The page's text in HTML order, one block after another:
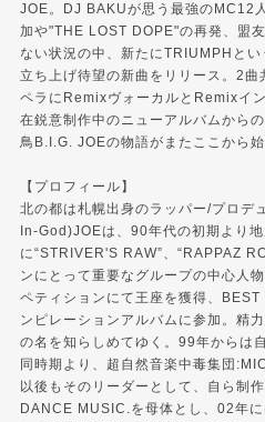
JOE。DJ BAKUが思う最強のMC12
加や"THE LOST DOPE"の再発、盟
ない状況の中、新たにTRIUMPHと
立ち上げ待望の新曲をリリース。2曲
ペラにRemixヴォーカルとRemixイ
在鋭意制作中のニューアルバムから
鳥B.I.G. JOEの物語がまたここから
【プロフィール】
北の都は札幌出身のラッパー/プロ
In-God)JOEは、90年代の初期より
に“STRIVER'S RAW”、“RAPPAZ
ンにとって重要なグループの中心人
ペティションにて王座を獲得、
ンピレーションアルバムに参加。精
の名を知らしめてゆく。99年からは
同時期より、超自然音楽中毒集団
以後もそのリーダーとして、自ら制
DANCE MUSIC.を母体とし、02年